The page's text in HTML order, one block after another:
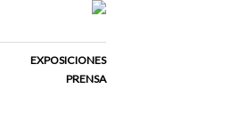
EXPOSICIONES
PRENSA